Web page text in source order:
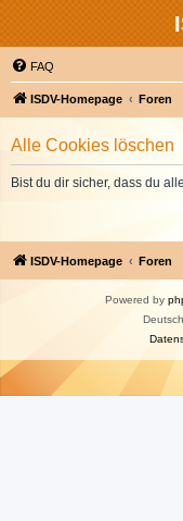
FAQ
ISDV-Homepage Foren
Alle Cookies löschen
Bist du dir sicher, dass du
ISDV-Homepage Foren
Powered by